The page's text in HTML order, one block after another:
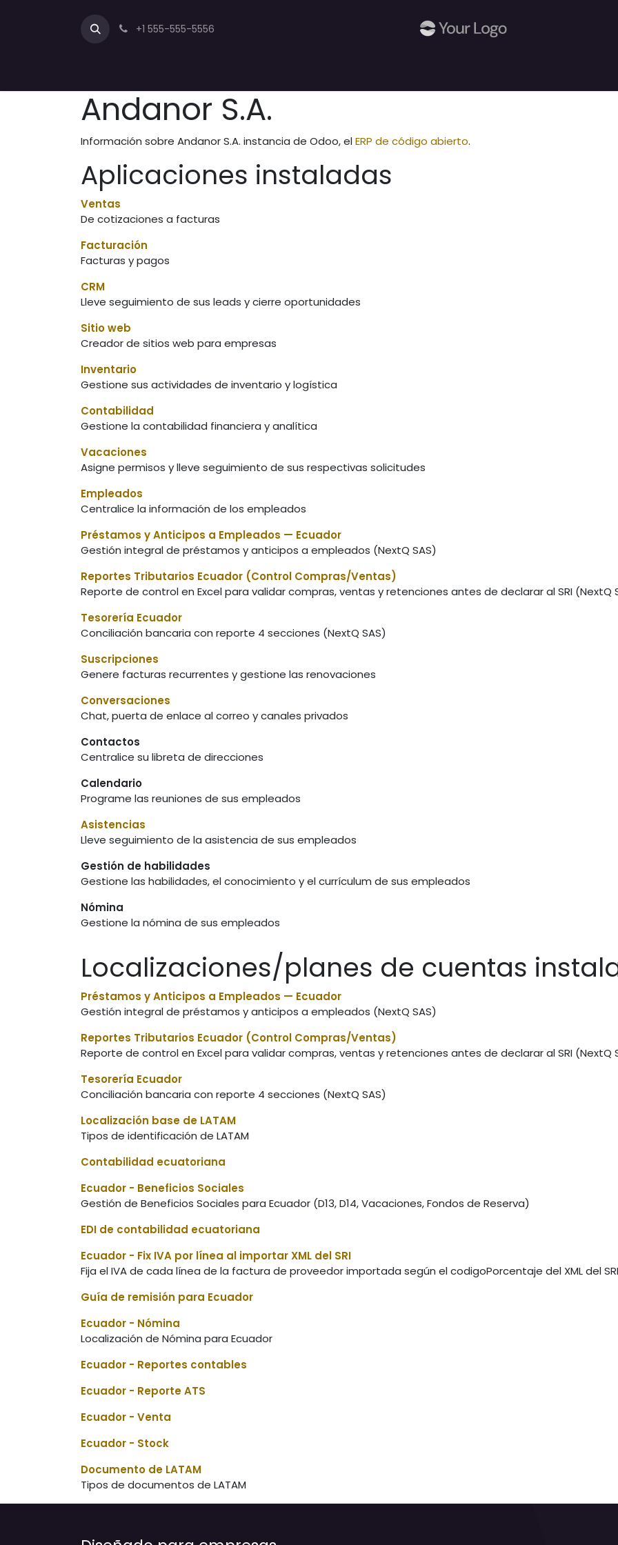
+1 555-555-5556
Andanor S.A.
Información sobre Andanor S.A. instancia de Odoo, elERP de código abierto.
Aplicaciones instaladas
Ventas
De cotizaciones a facturas
Facturación
Facturas y pagos
CRM
Lleve seguimiento de sus leads y cierre oportunidades
Sitio web
Creador de sitios web para empresas
Inventario
Gestione sus actividades de inventario y logística
Contabilidad
Gestione la contabilidad financiera y analítica
Vacaciones
Asigne permisos y lleve seguimiento de sus respectivas solicitudes
Empleados
Centralice la información de los empleados
Préstamos y Anticipos a Empleados — Ecuador
Gestión integral de préstamos y anticipos a empleados (NextQ SAS)
Reportes Tributarios Ecuador (Control Compras/Ventas)
Reporte de control en Excel para validar compras, ventas y retenciones antes de declarar al SRI (NextQ
Tesorería Ecuador
Conciliación bancaria con reporte 4 secciones (NextQ SAS)
Suscripciones
Genere facturas recurrentes y gestione las renovaciones
Conversaciones
Chat, puerta de enlace al correo y canales privados
Contactos
Centralice su libreta de direcciones
Calendario
Programe las reuniones de sus empleados
Asistencias
Lleve seguimiento de la asistencia de sus empleados
Gestión de habilidades
Gestione las habilidades, el conocimiento y el currículum de sus empleados
Nómina
Gestione la nómina de sus empleados
Localizaciones/planes de cuentas
Préstamos y Anticipos a Empleados — Ecuador
Gestión integral de préstamos y anticipos a empleados (NextQ SAS)
Reportes Tributarios Ecuador (Control Compras/Ventas)
Reporte de control en Excel para validar compras, ventas y retenciones antes de declarar al SRI (NextQ
Tesorería Ecuador
Conciliación bancaria con reporte 4 secciones (NextQ SAS)
Localización base de LATAM
Tipos de identificación de LATAM
Contabilidad ecuatoriana
Ecuador - Beneficios Sociales
Gestión de Beneficios Sociales para Ecuador (D13, D14, Vacaciones, Fondos de Reserva)
EDI de contabilidad ecuatoriana
Ecuador - Fix IVA por línea al importar XML del SRI
Fija el IVA de cada línea de la factura de proveedor importada según el codigoPorcentaje del XML del
Guía de remisión para Ecuador
Ecuador - Nómina
Localización de Nómina para Ecuador
Ecuador - Reportes contables
Ecuador - Reporte ATS
Ecuador - Venta
Ecuador - Stock
Documento de LATAM
Tipos de documentos de LATAM